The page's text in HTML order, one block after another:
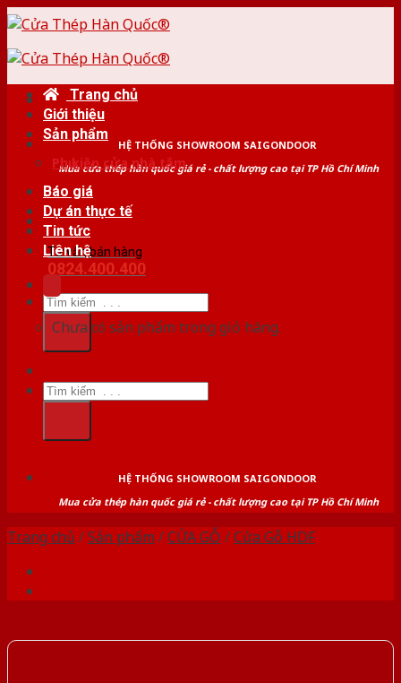
Skip
content
HỆ THỐNG SHOWROOM SAIGONDOOR
Mua cửa thép hàn quốc giá rẻ - chất lượng cao tại TP Hồ Chí Minh
Tư vấn bán hàng
0824.400.400
Tìm
kiếm:
Trang chủ
Giới thiệu
Sản phẩm
Phụ kiện cửa nhà tắm
Báo giá
Dự án thực tế
Tin tức
Liên hệ
Chưa có sản phẩm trong giỏ hàng.
Tìm
kiếm:
HỆ THỐNG SHOWROOM SAIGONDOOR
Mua cửa thép hàn quốc giá rẻ - chất lượng cao tại TP Hồ Chí Minh
Trang chủ /Sản phẩm /CỬA GỖ /Cửa Gỗ HDF